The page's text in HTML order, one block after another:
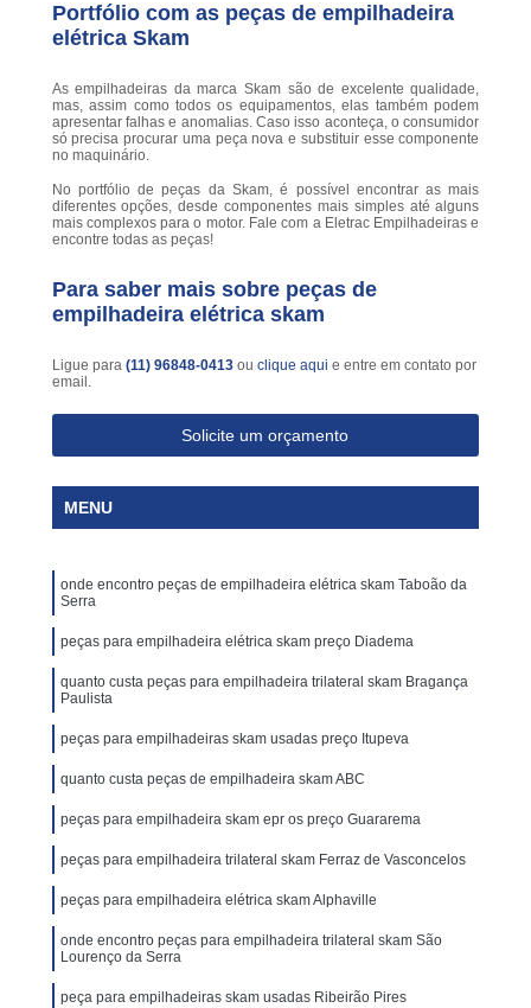
Portfólio com as peças de empilhadeira
elétrica Skam
As empilhadeiras da marca Skam são de excelente qualidade,
mas, assim como todos os equipamentos, elas também podem
apresentar falhas e anomalias. Caso isso aconteça, o consumidor
só precisa procurar uma peça nova e substituir esse componente
no maquinário.
No portfólio de peças da Skam, é possível encontrar as mais
diferentes opções, desde componentes mais simples até alguns
mais complexos para o motor. Fale com a Eletrac Empilhadeiras e
encontre todas as peças!
Para saber mais sobre peças de
empilhadeira elétrica skam
Ligue para (11) 96848-0413 ou clique aqui e entre em contato por
email.
Solicite um orçamento
MENU
onde encontro peças de empilhadeira elétrica skam Taboão da
Serra
peças para empilhadeira elétrica skam preço Diadema
quanto custa peças para empilhadeira trilateral skam Bragança
Paulista
peças para empilhadeiras skam usadas preço Itupeva
quanto custa peças de empilhadeira skam ABC
peças para empilhadeira skam epr os preço Guararema
peças para empilhadeira trilateral skam Ferraz de Vasconcelos
peças para empilhadeira elétrica skam Alphaville
onde encontro peças para empilhadeira trilateral skam São
Lourenço da Serra
peça para empilhadeiras skam usadas Ribeirão Pires